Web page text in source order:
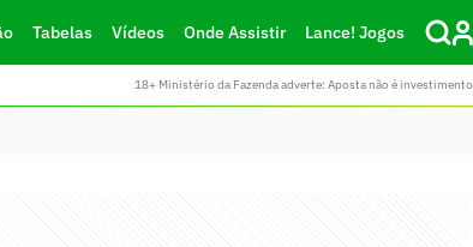
Tabelas Vídeos Onde Assistir Lance! Jogos
18+ Ministério da Fazenda adverte: Aposta não é investimento